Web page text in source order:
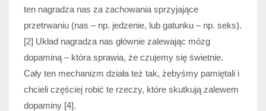
ten nagradza nas za zachowania sprzyjające
przetrwaniu (nas – np. jedzenie, lub gatunku – np. seks).
[2] Układ nagradza nas głównie zalewając mózg
dopaminą – która sprawia, że czujemy się świetnie.
Cały ten mechanizm działa też tak, żebyśmy pamiętali i
chcieli częściej robić te rzeczy, które skutkują zalewem
dopaminy [4].